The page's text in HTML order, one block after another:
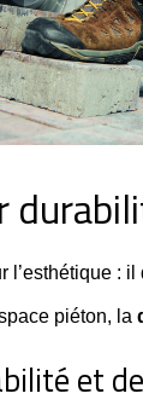
l’esthétique : il
piéton, la
et